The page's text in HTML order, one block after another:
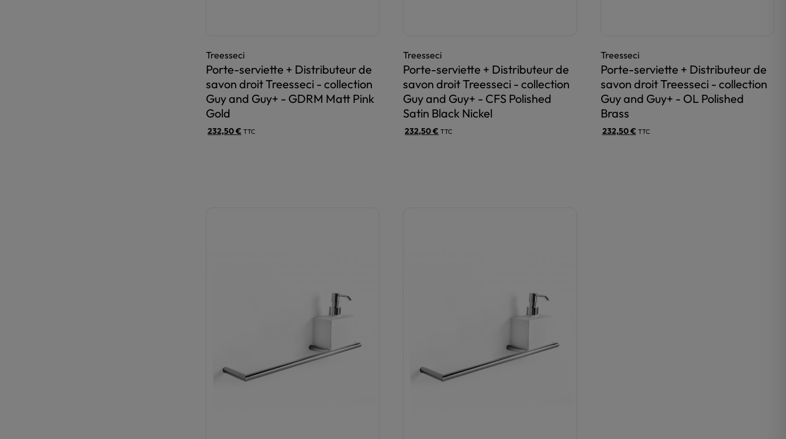
Treesseci
Porte-serviette + Distributeur de
savon droit Treesseci - collection
Guy and Guy+ - GDRM Matt Pink
Gold
232,50€ TTC
Treesseci
Porte-serviette + Distributeur de
savon droit Treesseci - collection
Guy and Guy+ - CFS Polished
Satin Black Nickel
232,50€ TTC
Treesseci
Porte-serviette + Distributeur de
savon droit Treesseci - collection
Guy and Guy+ - OL Polished
Brass
232,50€ TTC